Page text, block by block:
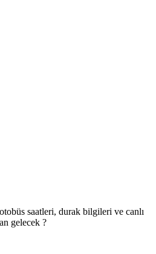
saatleri, durak bilgileri ve canlı
gelecek ?